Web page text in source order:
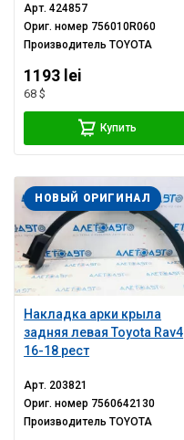
Арт.424857
Ориг. номер 756010R060
ПроизводительTOYOTA
1193 lei
68 $
Купить
Накладка арки крыла
задняя левая Toyota Rav4
16-18 рест
НОВЫЙ ОРИГИНАЛ
Арт. 203821
Ориг. номер 7560642130
ПроизводительTOYOTA